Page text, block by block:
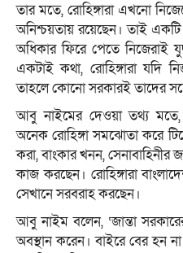
তার মতে, রোহিঙ্গারা এখনো
অনিশ্চয়তায় রয়েছেন। তাই
অধিকার ফিরে পেতে নিজেরাই
একটাই কথা, রোহিঙ্গারা যদি
তাহলে কোনো সরকারই তাদের
আবু নাইমের দেওয়া তথ্য মতে,
অনেক রোহিঙ্গা সমঝোতা করে
করা, বাংকার খনন,
কাজ করছেন। রোহিঙ্গারা
সেখানে সরবরাহ করছেন।
আবু নাইম বলেন, ‘জান্তা
অবস্থান করেন। বাইরে বের হন